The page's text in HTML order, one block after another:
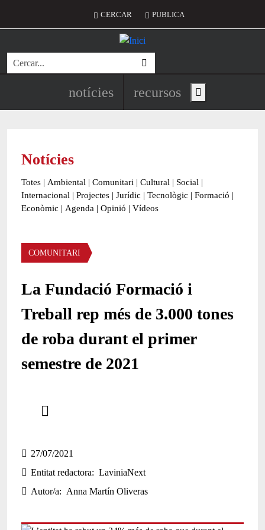
Menú del compte d'usuari
CERCAR PUBLICA
Cerca
Navegació principal de
notícies recursos Show main menu
Notícies
Totes | Ambiental | Comunitari | Cultural | Social |
Internacional | Projectes | Jurídic | Tecnològic | Formació |
Econòmic | Agenda | Opinió | Vídeos
Àmbit de la notícia
COMUNITARI
La Fundació Formació i
Treball rep més de 3.000 tones
de roba durant el primer
semestre de 2021
27/07/2021
Entitat redactora
LaviniaNext
Autor/a
Anna Martín Oliveras